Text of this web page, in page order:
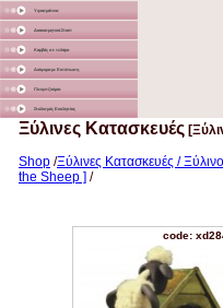
Υφασμάτινα
Διακοσμητικά Σταντ
Καμβάς σε τελάρο
Διάφορα με Εκτύπωση
Γλειφιτζούρια
Στολισμός Εκκλησίας
Ξύλινες Κατασκευές
Shop /Ξύλινες Κατασκευές /
the Sheep ] /
code: